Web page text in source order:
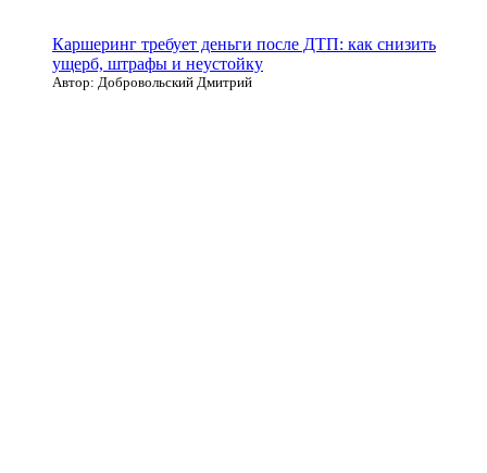
Каршеринг требует деньги после ДТП: как снизить
ущерб, штрафы и неустойку
Автор: Добровольский Дмитрий